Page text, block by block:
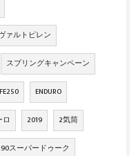
ァルトピレン
スプリングキャンペーン
FE250 ENDURO
2019 2気筒
スーパードゥーク